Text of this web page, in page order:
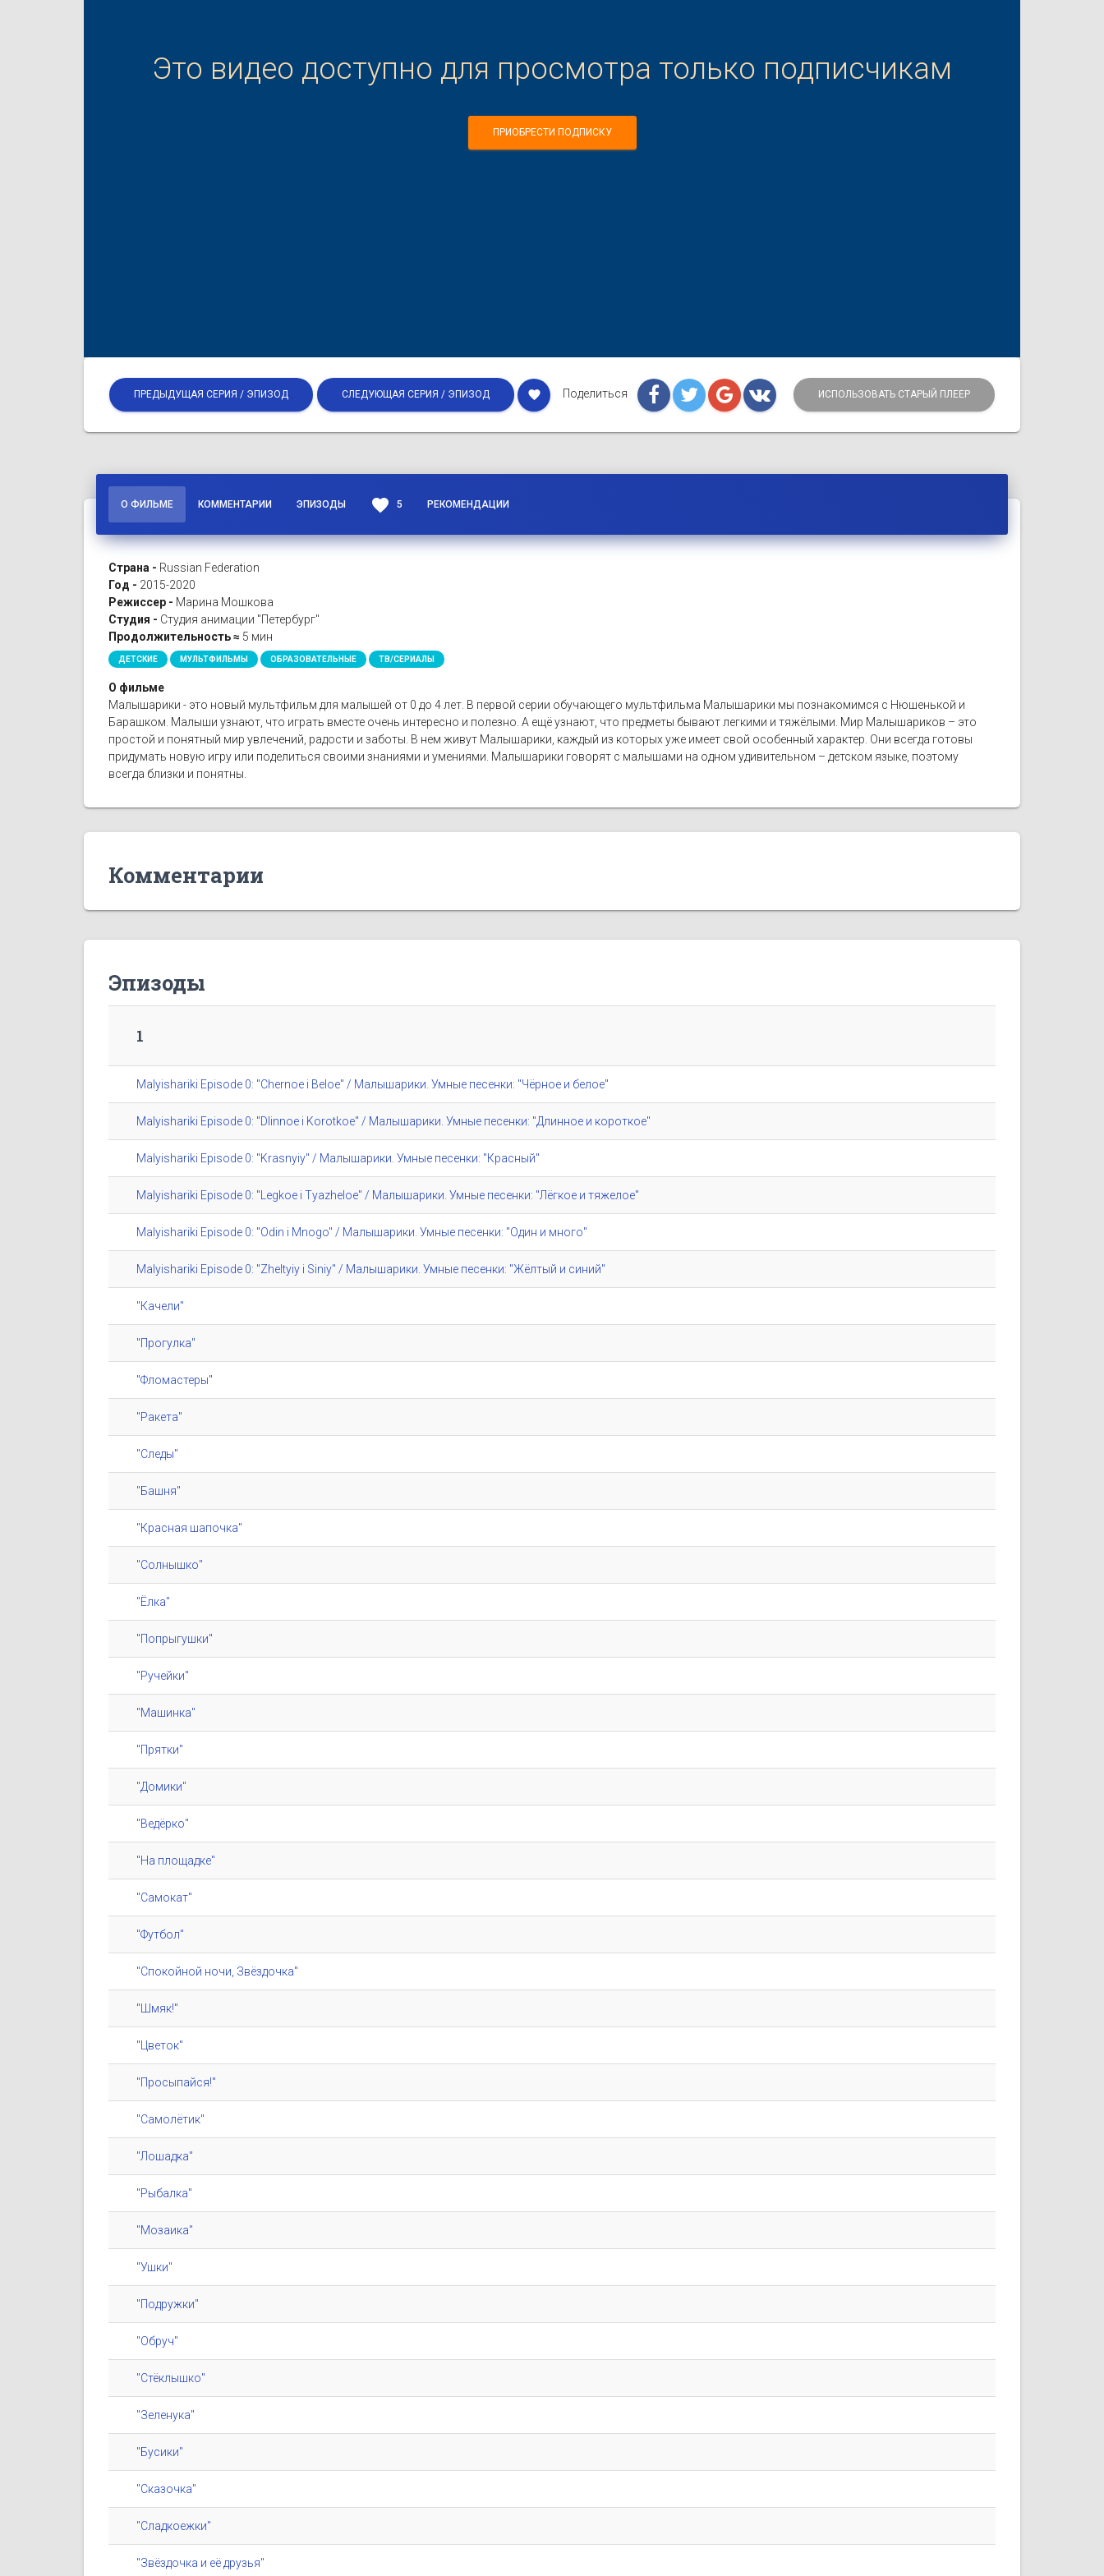
Это видео доступно для просмотра только подписчикам
ПРИОБРЕСТИ ПОДПИСКУ
ПРЕДЫДУЩАЯ СЕРИЯ / ЭПИЗОД СЛЕДУЮЩАЯ СЕРИЯ / ЭПИЗОД favorite Поделиться ИСПОЛЬЗОВАТЬ СТАРЫЙ ПЛЕЕР
О ФИЛЬМЕ КОММЕНТАРИИ ЭПИЗОДЫ favorite 5 РЕКОМЕНДАЦИИ
Страна - Russian Federation
Год - 2015-2020
Режиссер - Марина Мошкова
Студия - Студия анимации "Петербург"
Продолжительность ≈ 5 мин
ДЕТСКИЕ МУЛЬТФИЛЬМЫ ОБРАЗОВАТЕЛЬНЫЕ ТВ/СЕРИАЛЫ
О фильме
Малышарики - это новый мультфильм для малышей от 0 до 4 лет. В первой серии обучающего мультфильма Малышарики мы познакомимся с Нюшенькой и
Барашком. Малыши узнают, что играть вместе очень интересно и полезно. А ещё узнают, что предметы бывают легкими и тяжёлыми. Мир Малышариков – это
простой и понятный мир увлечений, радости и заботы. В нем живут Малышарики, каждый из которых уже имеет свой особенный характер. Они всегда готовы
придумать новую игру или поделиться своими знаниями и умениями. Малышарики говорят с малышами на одном удивительном – детском языке, поэтому
всегда близки и понятны.
Комментарии
Эпизоды
1
Malyishariki Episode 0: "Chernoe i Beloe" / Малышарики. Умные песенки: "Чёрное и белое"
Malyishariki Episode 0: "Dlinnoe i Korotkoe" / Малышарики. Умные песенки: "Длинное и короткое"
Malyishariki Episode 0: "Krasnyiy" / Малышарики. Умные песенки: "Красный"
Malyishariki Episode 0: "Legkoe i Tyazheloe" / Малышарики. Умные песенки: "Лёгкое и тяжелое"
Malyishariki Episode 0: "Odin i Mnogo" / Малышарики. Умные песенки: "Один и много"
Malyishariki Episode 0: "Zheltyiy i Siniy" / Малышарики. Умные песенки: "Жёлтый и синий"
"Качели"
"Прогулка"
"Фломастеры"
"Ракета"
"Следы"
"Башня"
"Красная шапочка"
"Солнышко"
"Ёлка"
"Попрыгушки"
"Ручейки"
"Машинка"
"Прятки"
"Домики"
"Ведёрко"
"На площадке"
"Самокат"
"Футбол"
"Спокойной ночи, Звёздочка"
"Шмяк!"
"Цветок"
"Просыпайся!"
"Самолётик"
"Лошадка"
"Рыбалка"
"Мозаика"
"Ушки"
"Подружки"
"Обруч"
"Стёклышко"
"Зеленука"
"Бусики"
"Сказочка"
"Сладкоежки"
"Звёздочка и её друзья"